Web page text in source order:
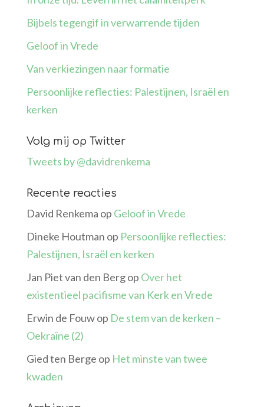
Bijbels tegengif in verwarrende tijden
Geloof in Vrede
Van verkiezingen naar formatie
Persoonlijke reflecties: Palestijnen, Israël en
kerken
Volg mij op Twitter
Tweets by @davidrenkema
Recente reacties
David Renkema op Geloof in Vrede
Dineke Houtman op Persoonlijke reflecties:
Palestijnen, Israël en kerken
Jan Piet van den Bergop Over het
existentieel pacifisme van Kerk en Vrede
Erwin de Fouwop De stem van de kerken –
Oekraïne (2)
Gied ten Berge op Het minste van twee
kwaden